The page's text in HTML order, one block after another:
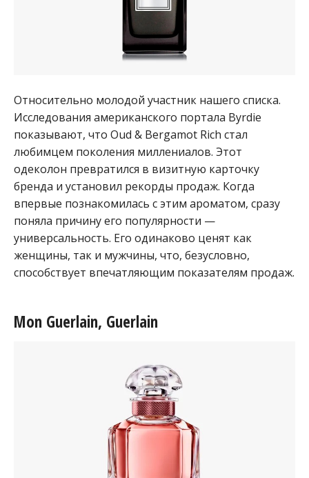
Относительно молодой участник нашего списка.
Исследования американского портала Byrdie
показывают, что Oud & Bergamot Rich стал
любимцем поколения миллениалов. Этот
одеколон превратился в визитную карточку
бренда и установил рекорды продаж. Когда
впервые познакомилась с этим ароматом, сразу
поняла причину его популярности —
универсальность. Его одинаково ценят как
женщины, так и мужчины, что, безусловно,
способствует впечатляющим показателям продаж.
Mon Guerlain, Guerlain